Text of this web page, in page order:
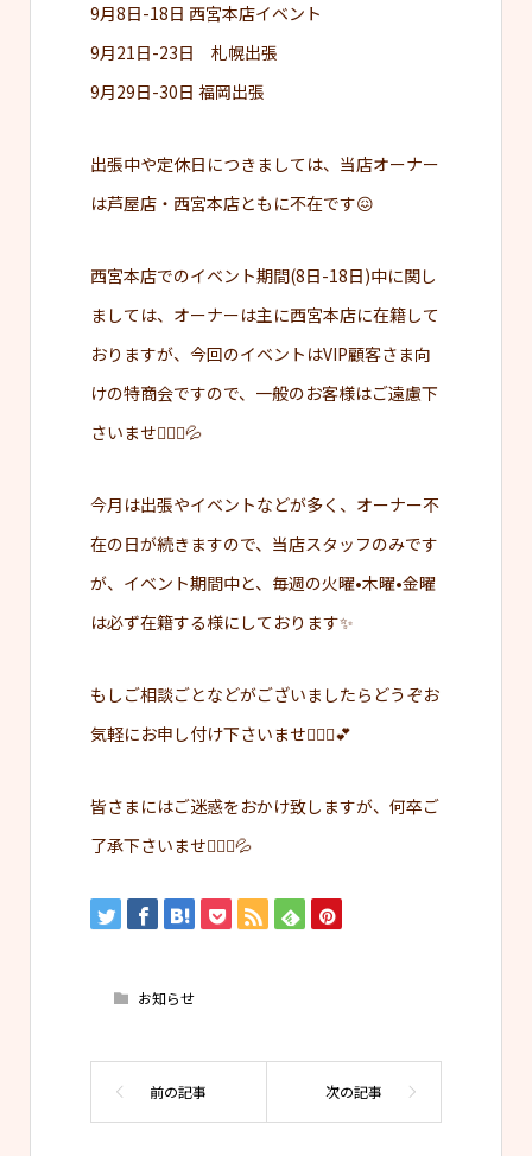
9月8日-18日 西宮本店イベント
9月21日-23日 札幌出張
9月29日-30日 福岡出張
出張中や定休日につきましては、当店オーナー
は芦屋店・西宮本店ともに不在です😖
西宮本店でのイベント期間(8日-18日)中に関し
ましては、オーナーは主に西宮本店に在籍して
おりますが、今回のイベントはVIP顧客さま向
けの特商会ですので、一般のお客様はご遠慮下
さいませ🙇🏻‍♀️💦
今月は出張やイベントなどが多く、オーナー不
在の日が続きますので、当店スタッフのみです
が、イベント期間中と、毎週の火曜•木曜•金曜
は必ず在籍する様にしております✨
もしご相談ごとなどがございましたらどうぞお
気軽にお申し付け下さいませ🙇🏻‍♀️💕
皆さまにはご迷惑をおかけ致しますが、何卒ご
了承下さいませ🙇🏻‍♀️💦
お知らせ